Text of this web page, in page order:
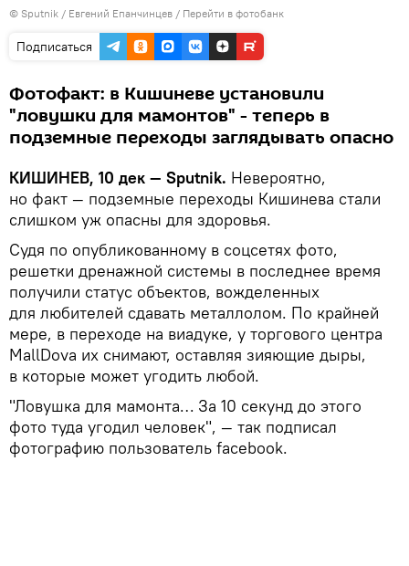
© Sputnik / Евгений Епанчинцев / Перейти в фотобанк
Подписаться
Фотофакт: в Кишиневе установили
"ловушки для мамонтов" - теперь в
подземные переходы заглядывать опасно
КИШИНЕВ, 10 дек — Sputnik. Невероятно,
но факт — подземные переходы Кишинева стали
слишком уж опасны для здоровья.
Судя по опубликованному в соцсетях фото,
решетки дренажной системы в последнее время
получили статус объектов, вожделенных
для любителей сдавать металлолом. По крайней
мере, в переходе на виадуке, у торгового центра
MallDova их снимают, оставляя зияющие дыры,
в которые может угодить любой.
"Ловушка для мамонта… За 10 секунд до этого
фото туда угодил человек", — так подписал
фотографию пользователь facebook.